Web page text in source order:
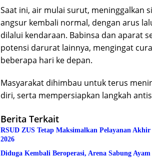
Saat ini, air mulai surut, meninggalkan
angsur kembali normal, dengan arus
dilalui kendaraan. Babinsa dan aparat
potensi darurat lainnya, mengingat
beberapa hari ke depan.
Masyarakat dihimbau untuk terus
diri, serta mempersiapkan langkah
Berita Terkait
RSUD ZUS Tetap Maksimalkan Pelayanan
2026
Diduga Kembali Beroperasi, Arena Sabung